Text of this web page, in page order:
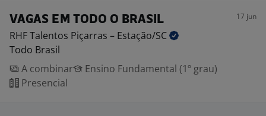
VAGAS EM TODO O BRASIL 17 jun
RHF Talentos Piçarras – Estação/SC
Todo Brasil
A combinar
Ensino Fundamental (1º grau)
Presencial